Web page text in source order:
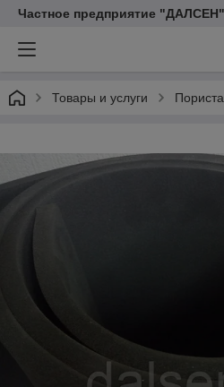
Частное предприятие "ДАЛСЕН"
Товары и услуги